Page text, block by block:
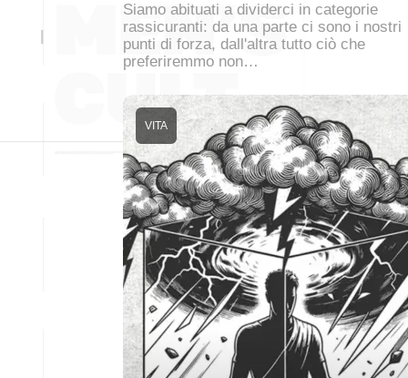
Siamo abituati a dividerci in categorie
rassicuranti: da una parte ci sono i nostri
punti di forza, dall'altra tutto ciò che
preferiremmo non…
VITA